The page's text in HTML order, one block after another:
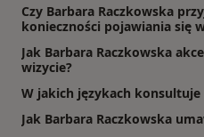
Czy Barbara Raczkowska
konieczności pojawiania się
Jak Barbara Raczkowska
wizycie?
W jakich językach konsultuje
Jak Barbara Raczkowska